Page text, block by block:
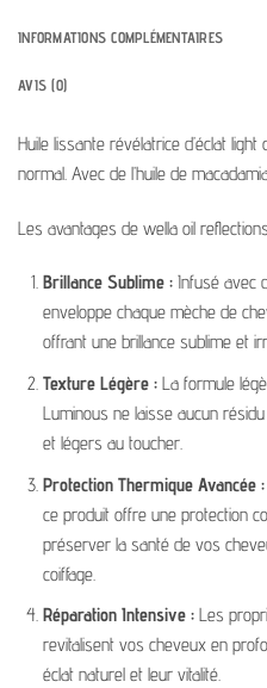
INFORMATIONS COMPLÉMENTAIRES
AVIS (0)
Huile lissante révélatrice d’éclat light
normal. Avec de l’huile de
Les avantages de wella oil
Brillance Sublime :Infusé avec
enveloppe chaque mèche de
offrant une brillance sublime et
Texture Légère :La formule
Luminous ne laisse aucun
et légers au toucher.
Protection Thermique Avancée :
ce produit offre une protection
préserver la santé de vos
coiffage.
Réparation Intensive :Les
revitalisent vos cheveux en
éclat naturel et leur vitalité.